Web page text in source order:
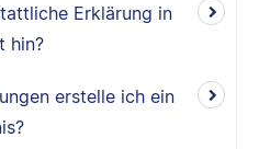
Erklärung in
hin?
erstelle ich ein